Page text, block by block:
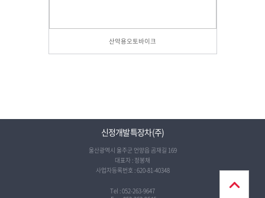
산악용오토바이크
신정개발특장차(주)
울산광역시 울주군 언양읍 곰재길 169
대표자 : 정봉채
사업자등록번호 : 620-81-40348
Tel : 052-263-9647